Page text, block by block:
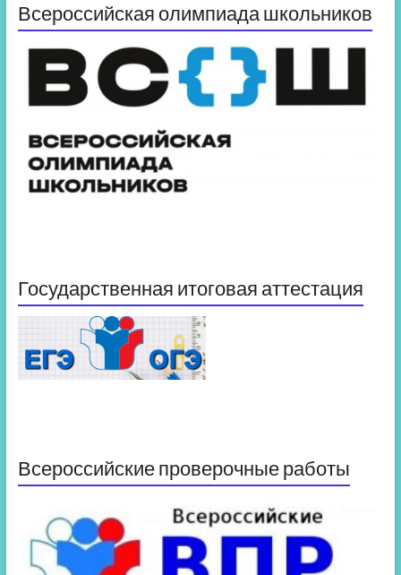
Всероссийская олимпиада школьников
Государственная итоговая аттестация
Всероссийские проверочные работы